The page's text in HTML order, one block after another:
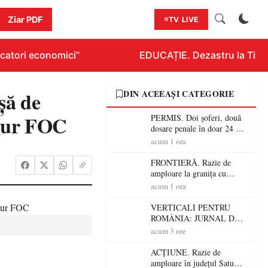
Ziar PDF TV LIVE
economici” EDUCAȚIE. Dezastru la
de
FOC
DIN ACEEAȘI CATEGORIE
PERMIS. Doi șoferi, două
dosare penale în doar 24 de
ore la Petea! Unul avea
nu a avut niciodată permis
acum 1 ora
FRONTIERĂ. Razie de
amploare la granița cu
Ungaria! 800 de persoane și
verificate
acum 1 ora
VERTICALI PENTRU
ROMÂNIA: JURNAL DE
CĂLĂTORIE FIJET
acum 3 ore
ACȚIUNE. Razie de
amploare în județul Satu